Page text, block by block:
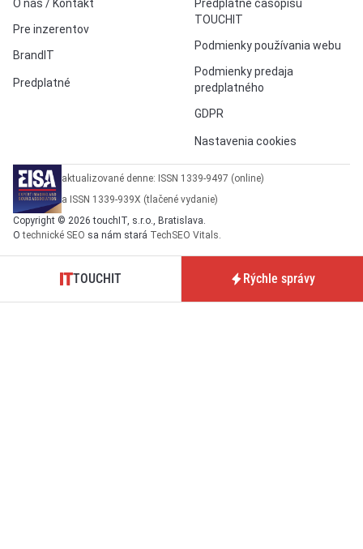
O nás / Kontakt
Pre inzerentov
BrandIT
Predplatné
Predplatné časopisu
TOUCHIT
Podmienky používania webu
Podmienky predaja
predplatného
GDPR
Nastavenia cookies
aktualizované denne: ISSN 1339-9497 (online)
a ISSN 1339-939X (tlačené vydanie)
Copyright © 2026 touchIT, s.r.o., Bratislava.
Otechnické SEO sa nám stará TechSEO Vitals.
TOUCHIT Rýchle správy